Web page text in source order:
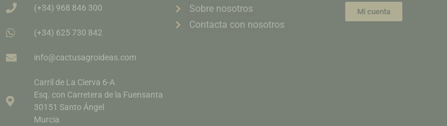
(+34) 968 846 300
(+34) 625 730 842
info@cactusagroideas.com
Carril de La Cierva 6-A
Esq. con Carretera de la Fuensanta
30151 Santo Ángel
Murcia
Sobre nosotros
Contacta con nosotros
Mi cuenta